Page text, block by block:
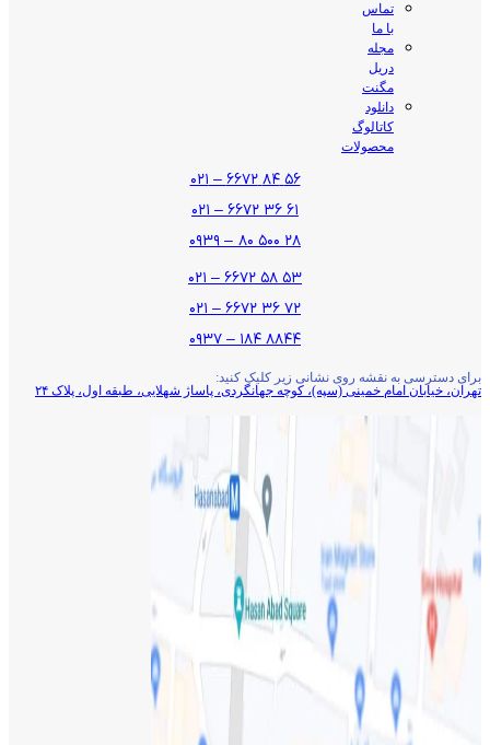
تماس
با ما
مجله
دریل
مگنت
دانلود
کاتالوگ
محصولات
۵۶ ۸۴ ۶۶۷۲ – ۰۲۱
۶۱ ۳۶ ۶۶۷۲ – ۰۲۱
۲۸ ۵۰۰ ۸۰ – ۰۹۳۹
۵۳ ۵۸ ۶۶۷۲ – ۰۲۱
۷۲ ۳۶ ۶۶۷۲ – ۰۲۱
۸۸۴۴ ۱۸۴ – ۰۹۳۷
برای دسترسی به نقشه روی نشانی زیر کلیک کنید:
تهران، خیابان امام خمینی (سپه)، کوچه جهانگردی،‌ پاساژ شهلایی، طبقه اول، پلاک ۲۴